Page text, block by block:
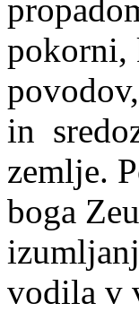
pokorni,
in
zemlje.
boga
vodila v